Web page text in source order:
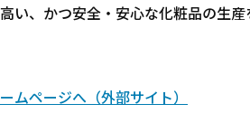
い、かつ安全・安心な化粧品の生産
ムページへ（外部サイト）